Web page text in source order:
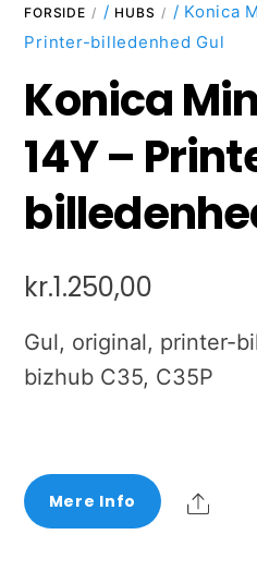
FORSIDE / HUBS
/ Konica
Printer-billedenhed Gul
Konica
14Y –
kr.1.250,00
Gul, original, printer-
bizhub C35, C35P
Mere Info Share